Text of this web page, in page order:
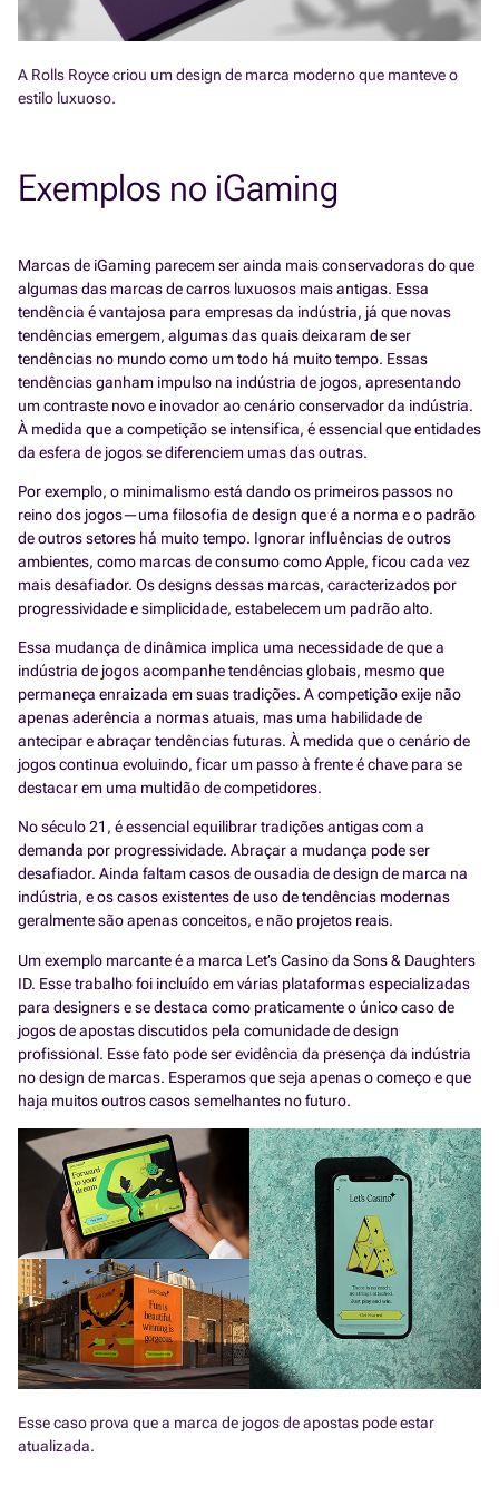
A Rolls Royce criou um design de marca moderno que manteve o
estilo luxuoso.
Exemplos no iGaming
Marcas de iGaming parecem ser ainda mais conservadoras do que
algumas das marcas de carros luxuosos mais antigas. Essa
tendência é vantajosa para empresas da indústria, já que novas
tendências emergem, algumas das quais deixaram de ser
tendências no mundo como um todo há muito tempo. Essas
tendências ganham impulso na indústria de jogos, apresentando
um contraste novo e inovador ao cenário conservador da indústria.
À medida que a competição se intensifica, é essencial que entidades
da esfera de jogos se diferenciem umas das outras.
Por exemplo, o minimalismo está dando os primeiros passos no
reino dos jogos—uma filosofia de design que é a norma e o padrão
de outros setores há muito tempo. Ignorar influências de outros
ambientes, como marcas de consumo como Apple, ficou cada vez
mais desafiador. Os designs dessas marcas, caracterizados por
progressividade e simplicidade, estabelecem um padrão alto.
Essa mudança de dinâmica implica uma necessidade de que a
indústria de jogos acompanhe tendências globais, mesmo que
permaneça enraizada em suas tradições. A competição exije não
apenas aderência a normas atuais, mas uma habilidade de
antecipar e abraçar tendências futuras. À medida que o cenário de
jogos continua evoluindo, ficar um passo à frente é chave para se
destacar em uma multidão de competidores.
No século 21, é essencial equilibrar tradições antigas com a
demanda por progressividade. Abraçar a mudança pode ser
desafiador. Ainda faltam casos de ousadia de design de marca na
indústria, e os casos existentes de uso de tendências modernas
geralmente são apenas conceitos, e não projetos reais.
Um exemplo marcante é a marca Let’s Casino da Sons & Daughters
ID. Esse trabalho foi incluído em várias plataformas especializadas
para designers e se destaca como praticamente o único caso de
jogos de apostas discutidos pela comunidade de design
profissional. Esse fato pode ser evidência da presença da indústria
no design de marcas. Esperamos que seja apenas o começo e que
haja muitos outros casos semelhantes no futuro.
Esse caso prova que a marca de jogos de apostas pode estar
atualizada.